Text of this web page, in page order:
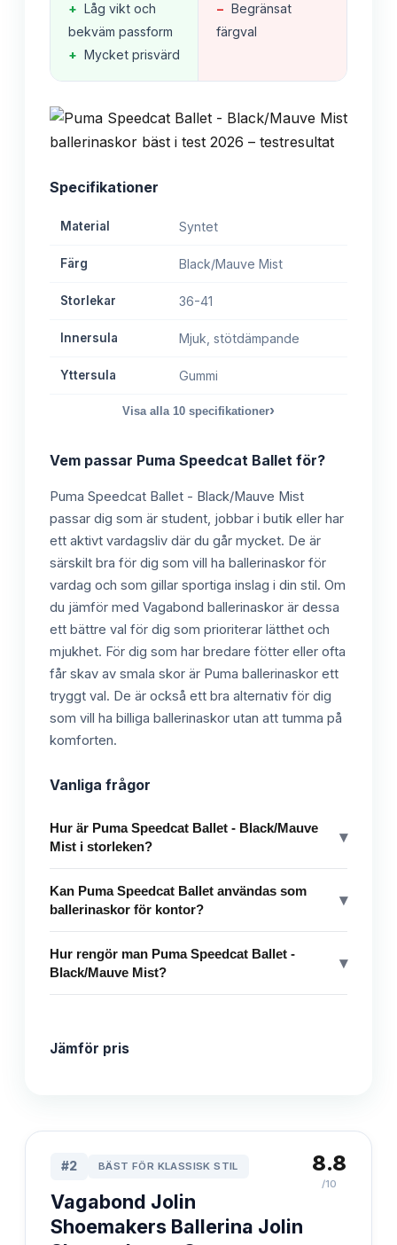
+ Låg vikt och
bekväm passform
+ Mycket prisvärd
− Begränsat
färgval
Specifikationer
Material Syntet
Färg Black/Mauve Mist
Storlekar 36-41
Innersula Mjuk, stötdämpande
Yttersula Gummi
Visa alla 10 specifikationer›
Vem passar Puma Speedcat Ballet för?
Puma Speedcat Ballet - Black/Mauve Mist
passar dig som är student, jobbar i butik eller har
ett aktivt vardagsliv där du går mycket. De är
särskilt bra för dig som vill ha ballerinaskor för
vardag och som gillar sportiga inslag i din stil. Om
du jämför med Vagabond ballerinaskor är dessa
ett bättre val för dig som prioriterar lätthet och
mjukhet. För dig som har bredare fötter eller ofta
får skav av smala skor är Puma ballerinaskor ett
tryggt val. De är också ett bra alternativ för dig
som vill ha billiga ballerinaskor utan att tumma på
komforten.
Vanliga frågor
Hur är Puma Speedcat Ballet - Black/Mauve
Mist i storleken?
▾
Kan Puma Speedcat Ballet användas som
ballerinaskor för kontor?
▾
Hur rengör man Puma Speedcat Ballet -
Black/Mauve Mist?
▾
Jämför pris
#2 BÄST FÖR KLASSISK STIL
Vagabond Jolin
Shoemakers Ballerina Jolin
8.8
/10